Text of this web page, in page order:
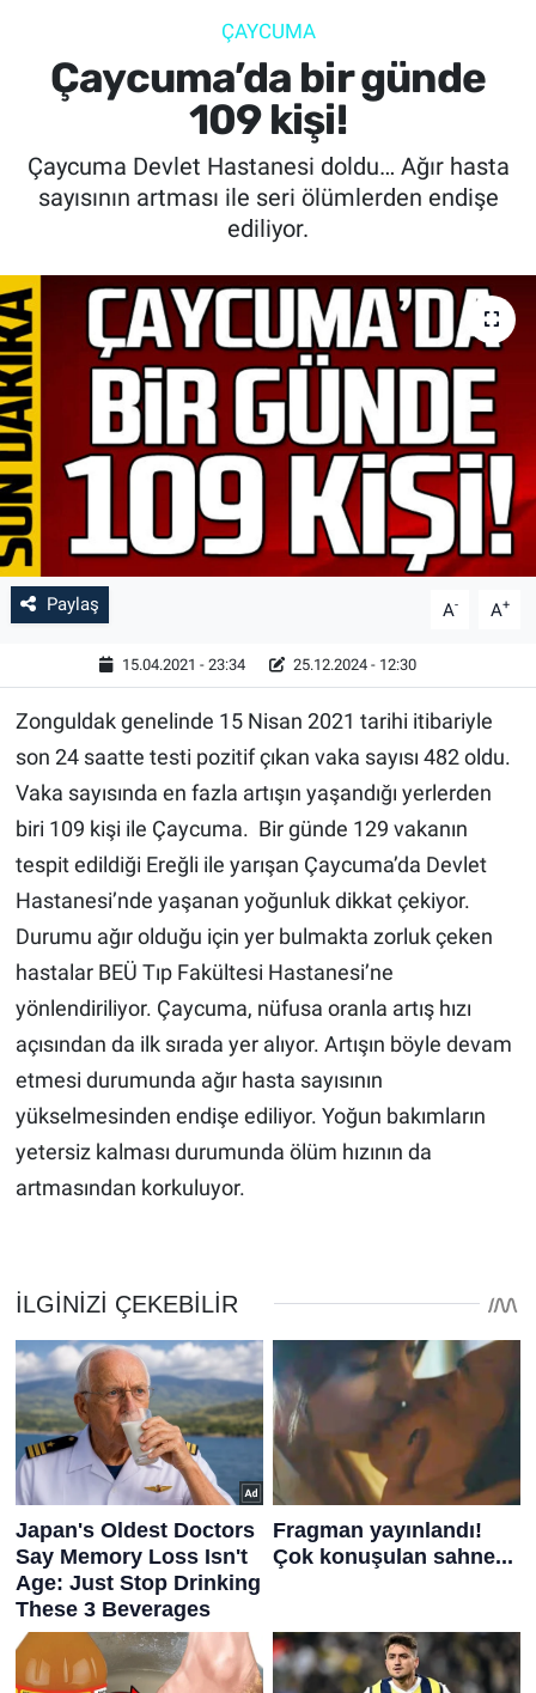
ÇAYCUMA
Çaycuma’da bir günde
109 kişi!
Çaycuma Devlet Hastanesi doldu… Ağır hasta
sayısının artması ile seri ölümlerden endişe
ediliyor.
Paylaş A- A+
15.04.2021 - 23:34 25.12.2024 - 12:30
Zonguldak genelinde 15 Nisan 2021 tarihi itibariyle
son 24 saatte testi pozitif çıkan vaka sayısı 482 oldu.
Vaka sayısında en fazla artışın yaşandığı yerlerden
biri 109 kişi ile Çaycuma. Bir günde 129 vakanın
tespit edildiği Ereğli ile yarışan Çaycuma’da Devlet
Hastanesi’nde yaşanan yoğunluk dikkat çekiyor.
Durumu ağır olduğu için yer bulmakta zorluk çeken
hastalar BEÜ Tıp Fakültesi Hastanesi’ne
yönlendiriliyor. Çaycuma, nüfusa oranla artış hızı
açısından da ilk sırada yer alıyor. Artışın böyle devam
etmesi durumunda ağır hasta sayısının
yükselmesinden endişe ediliyor. Yoğun bakımların
yetersiz kalması durumunda ölüm hızının da
artmasından korkuluyor.
SPOR
SAĞLIK